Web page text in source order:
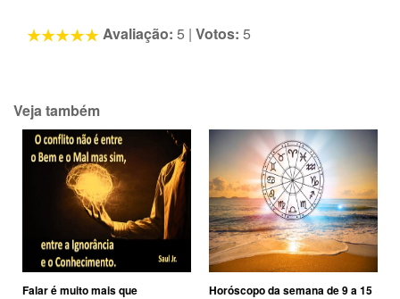
Avaliação: 5 | Votos: 5
Veja também
Falar é muito mais que
Horóscopo da semana de 9 a 15